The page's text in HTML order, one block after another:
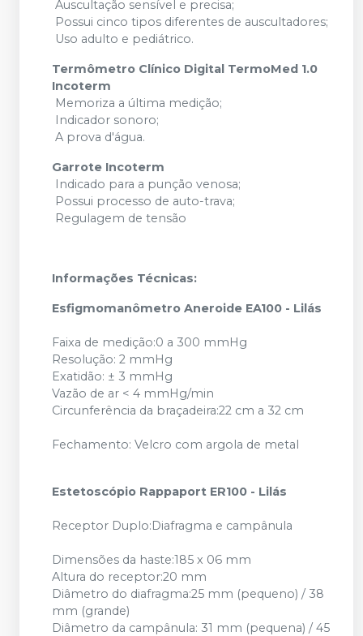
Auscultação sensível e precisa;
Possui cinco tipos diferentes de auscultadores;
Uso adulto e pediátrico.
Termômetro Clínico Digital TermoMed 1.0
Incoterm
Memoriza a última medição;
Indicador sonoro;
A prova d'água.
Garrote Incoterm
Indicado para a punção venosa;
Possui processo de auto-trava;
Regulagem de tensão
Informações Técnicas:
Esfigmomanômetro Aneroide EA100 - Lilás
Faixa de medição:0 a 300 mmHg
Resolução: 2 mmHg
Exatidão: ± 3 mmHg
Vazão de ar < 4 mmHg/min
Circunferência da braçadeira:22 cm a 32 cm
Fechamento: Velcro com argola de metal
Estetoscópio Rappaport ER100 - Lilás
Receptor Duplo:Diafragma e campânula
Dimensões da haste:185 x 06 mm
Altura do receptor:20 mm
Diâmetro do diafragma:25 mm (pequeno) / 38
mm (grande)
Diâmetro da campânula: 31 mm (pequena) / 45